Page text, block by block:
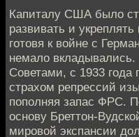
Капиталу США было
развивать и
готовя к войне с
немало
Советами, с 1933
страхом репрессий
пополняя запас ФРС.
основу Бреттон-
мировой экспансии